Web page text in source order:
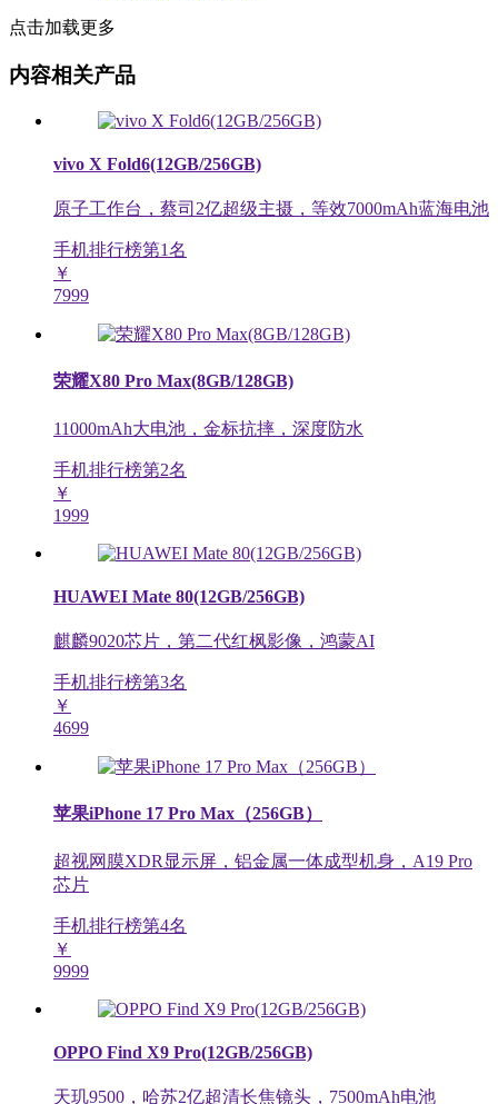
点击加载更多
内容相关产品
vivo X Fold6(12GB/256GB)
原子工作台，蔡司2亿超级主摄，等效7000mAh蓝海电池
手机排行榜第1名
￥
7999
荣耀X80 Pro Max(8GB/128GB)
11000mAh大电池，金标抗摔，深度防水
手机排行榜第2名
￥
1999
HUAWEI Mate 80(12GB/256GB)
麒麟9020芯片，第二代红枫影像，鸿蒙AI
手机排行榜第3名
￥
4699
苹果iPhone 17 Pro Max（256GB）
超视网膜XDR显示屏，铝金属一体成型机身，A19 Pro
芯片
手机排行榜第4名
￥
9999
OPPO Find X9 Pro(12GB/256GB)
天玑9500，哈苏2亿超清长焦镜头，7500mAh电池